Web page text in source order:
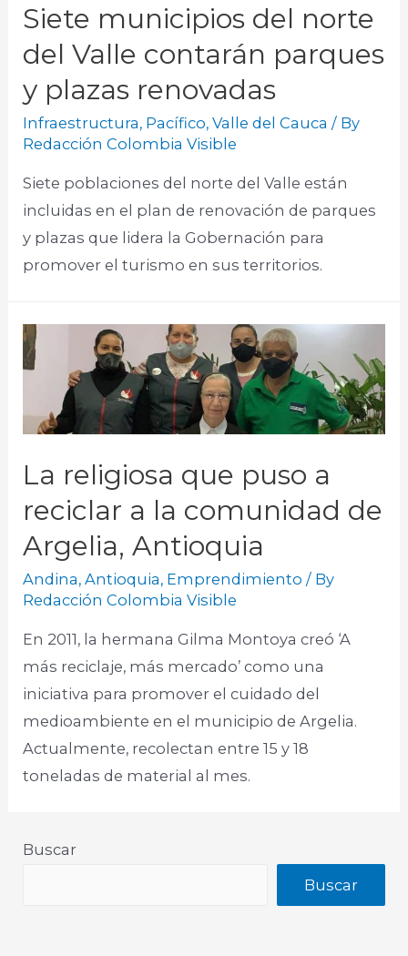
Siete municipios del norte
del Valle contarán parques
y plazas renovadas
Infraestructura, Pacífico,Valle del Cauca / By
Redacción Colombia Visible
Siete poblaciones del norte del Valle están
incluidas en el plan de renovación de parques
y plazas que lidera la Gobernación para
promover el turismo en sus territorios.
La religiosa que puso a
reciclar a la comunidad de
Argelia, Antioquia
Andina,Antioquia, Emprendimiento / By
Redacción Colombia Visible
En 2011, la hermana Gilma Montoya creó ‘A
más reciclaje, más mercado’ como una
iniciativa para promover el cuidado del
medioambiente en el municipio de Argelia.
Actualmente, recolectan entre 15 y 18
toneladas de material al mes.
Buscar
Buscar